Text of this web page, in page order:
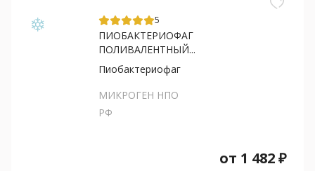
5
ПИОБАКТЕРИОФАГ
ПОЛИВАЛЕНТНЫЙ...
Пиобактериофаг
МИКРОГЕН НПО
РФ
от 1 482₽